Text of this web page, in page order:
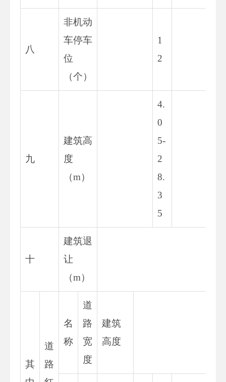
八
非机动
车停车
位
（个）
1
2
九
建筑高
度
（m）
4.
0
5-
2
8.
3
5
十
建筑退
让
（m）
其
道
路
名
称
道
路
宽
度
建筑
高度